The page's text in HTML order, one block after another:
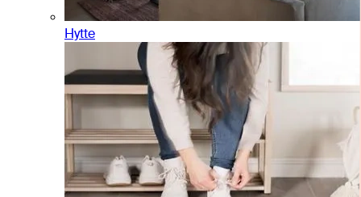
Hytte